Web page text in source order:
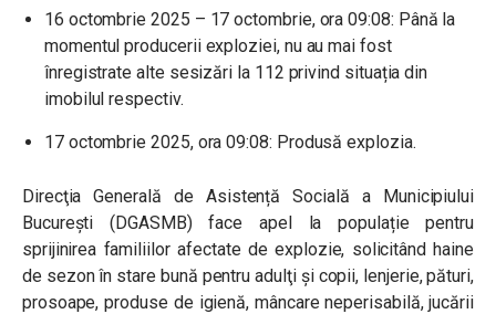
16 octombrie 2025 – 17 octombrie, ora 09:08: Până la
momentul producerii exploziei, nu au mai fost
înregistrate alte sesizări la 112 privind situația din
imobilul respectiv.
17 octombrie 2025, ora 09:08: Produsă explozia.
Direcţia Generală de Asistență Socială a Municipiului
Bucureşti (DGASMB) face apel la populație pentru
sprijinirea familiilor afectate de explozie, solicitând haine
de sezon în stare bună pentru adulţi şi copii, lenjerie, pături,
prosoape, produse de igienă, mâncare neperisabilă, jucării